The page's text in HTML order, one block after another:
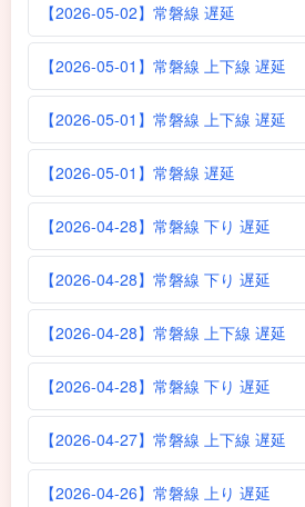
【2026-05-02】常磐線 遅延
【2026-05-01】常磐線 上下線 遅延
【2026-05-01】常磐線 上下線 遅延
【2026-05-01】常磐線 遅延
【2026-04-28】常磐線 下り 遅延
【2026-04-28】常磐線 下り 遅延
【2026-04-28】常磐線 上下線 遅延
【2026-04-28】常磐線 下り 遅延
【2026-04-27】常磐線 上下線 遅延
【2026-04-26】常磐線 上り 遅延